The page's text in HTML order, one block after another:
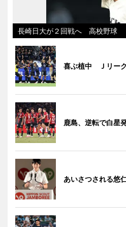
長崎日大が２回戦へ 高校野球
喜ぶ植中 Ｊリー
鹿島、逆転で白
あいさつされる悠